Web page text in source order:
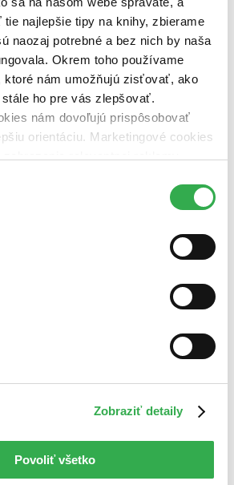
najlepšie tipy na knihy, zbierame
naozaj potrebné a bez nich by naša
Okrem toho používame
ktoré nám umožňujú zisťovať, ako
ho pre vás zlepšovať.
nám dovoľujú prispôsobovať
orientáciu. Marketingové cookies
sme mohli používať všetky tieto
Zobraziť detaily
Povoliť všetko
nová
čítaná
stav (0 titulov)čítaná - výborný stav
opotrebovaná (0 titulov)čítaná - mierne
kníh (0 titulov)čítané verzie
vyhovujúci zadaným podmienkam.
výraz.